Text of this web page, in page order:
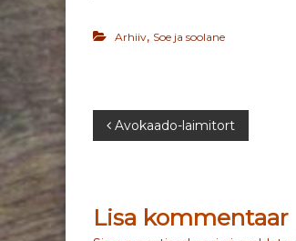
Arhiiv, Soe ja soolane
N
v
Avokaado-laimitort
Lisa kommentaar